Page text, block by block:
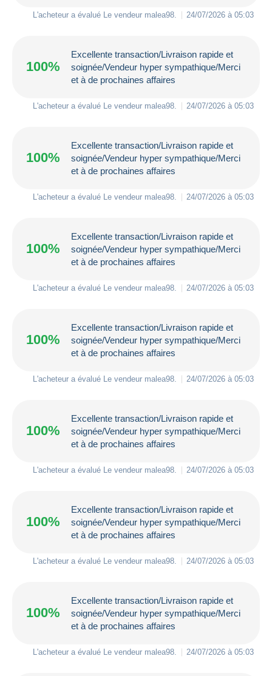
L'acheteur a évalué Le vendeur malea98 24/07/2026 à 05:03
100%
Excellente transaction/Livraison rapide et
soignée/Vendeur hyper sympathique/Merci
et à de prochaines affaires
L'acheteur a évalué Le vendeur malea98 24/07/2026 à 05:03
100%
Excellente transaction/Livraison rapide et
soignée/Vendeur hyper sympathique/Merci
et à de prochaines affaires
L'acheteur a évalué Le vendeur malea98 24/07/2026 à 05:03
100%
Excellente transaction/Livraison rapide et
soignée/Vendeur hyper sympathique/Merci
et à de prochaines affaires
L'acheteur a évalué Le vendeur malea98 24/07/2026 à 05:03
100%
Excellente transaction/Livraison rapide et
soignée/Vendeur hyper sympathique/Merci
et à de prochaines affaires
L'acheteur a évalué Le vendeur malea98 24/07/2026 à 05:03
100%
Excellente transaction/Livraison rapide et
soignée/Vendeur hyper sympathique/Merci
et à de prochaines affaires
L'acheteur a évalué Le vendeur malea98 24/07/2026 à 05:03
100%
Excellente transaction/Livraison rapide et
soignée/Vendeur hyper sympathique/Merci
et à de prochaines affaires
L'acheteur a évalué Le vendeur malea98 24/07/2026 à 05:03
100%
Excellente transaction/Livraison rapide et
soignée/Vendeur hyper sympathique/Merci
et à de prochaines affaires
L'acheteur a évalué Le vendeur malea98 24/07/2026 à 05:03